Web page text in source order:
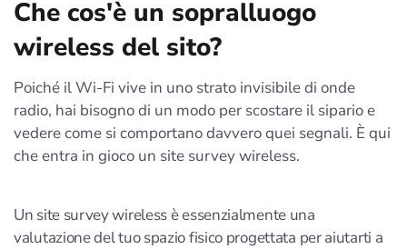
Che cos'è un sopralluogo
wireless del sito?
Poiché il Wi-Fi vive in uno strato invisibile di onde
radio, hai bisogno di un modo per scostare il sipario e
vedere come si comportano davvero quei segnali. È qui
che entra in gioco un site survey wireless.
Un site survey wireless è essenzialmente una
valutazione del tuo spazio fisico progettata per aiutarti a